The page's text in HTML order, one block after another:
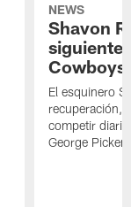
NEWS
Shavon
siguiente
Cowboys
El esquinero
recuperación,
competir
George